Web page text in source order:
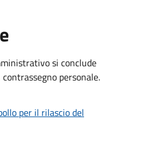
si conclude
personale.
per il rilascio del